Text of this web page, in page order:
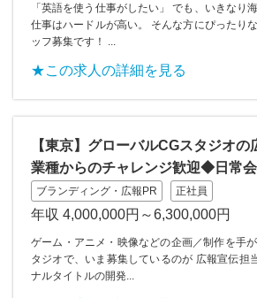
「英語を使う仕事がしたい」 でも、いきなり
仕事はハードルが高い。 そんな方にぴったり
ッフ募集です！ ...
★この求人の詳細を見る
【東京】グローバルCGスタジオ
業種からのチャレンジ歓迎◆日常
ブランディング・広報PR 正社員
年収 4,000,000円～6,300,000円
ゲーム・アニメ・映像などの企画／制作を手
タジオで、いま募集しているのが 広報宣伝担
ナルタイトルの開発...